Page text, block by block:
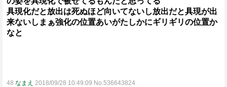
具現化だと放出は死ぬほど向いてないし放出だと具現が出
来ないしまぁ強化の位置あいがたしかにギリギリの位置か
なと
48 なまえ 2018/09/28 10:49:09 No.536643824